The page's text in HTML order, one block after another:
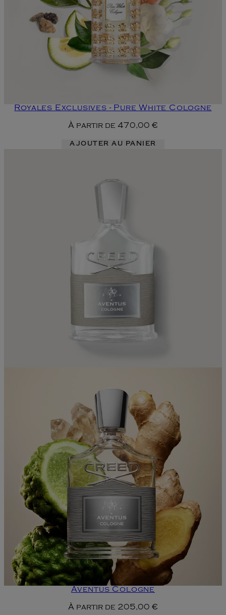
Royales Exclusives - Pure White Cologne
À partir de 470,00 €
AJOUTER AU PANIER
Aventus Cologne
À partir de 205,00 €